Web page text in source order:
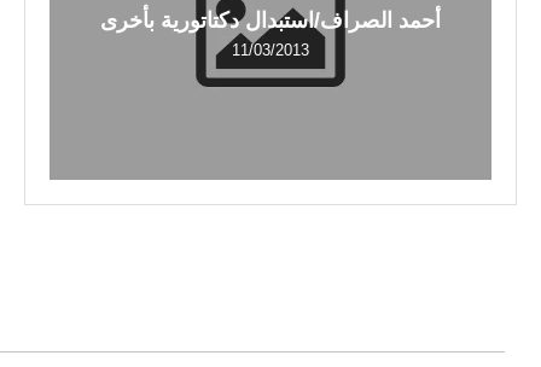
أحمد الصراف/استبدال دكتاتورية بأخرى
11/03/2013